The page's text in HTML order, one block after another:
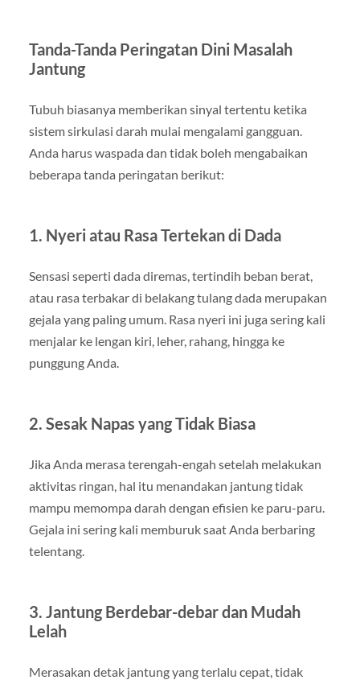
Tanda-Tanda Peringatan Dini Masalah
Jantung
Tubuh biasanya memberikan sinyal tertentu ketika
sistem sirkulasi darah mulai mengalami gangguan.
Anda harus waspada dan tidak boleh mengabaikan
beberapa tanda peringatan berikut:
1. Nyeri atau Rasa Tertekan di Dada
Sensasi seperti dada diremas, tertindih beban berat,
atau rasa terbakar di belakang tulang dada merupakan
gejala yang paling umum. Rasa nyeri ini juga sering kali
menjalar ke lengan kiri, leher, rahang, hingga ke
punggung Anda.
2. Sesak Napas yang Tidak Biasa
Jika Anda merasa terengah-engah setelah melakukan
aktivitas ringan, hal itu menandakan jantung tidak
mampu memompa darah dengan efisien ke paru-paru.
Gejala ini sering kali memburuk saat Anda berbaring
telentang.
3. Jantung Berdebar-debar dan Mudah
Lelah
Merasakan detak jantung yang terlalu cepat, tidak